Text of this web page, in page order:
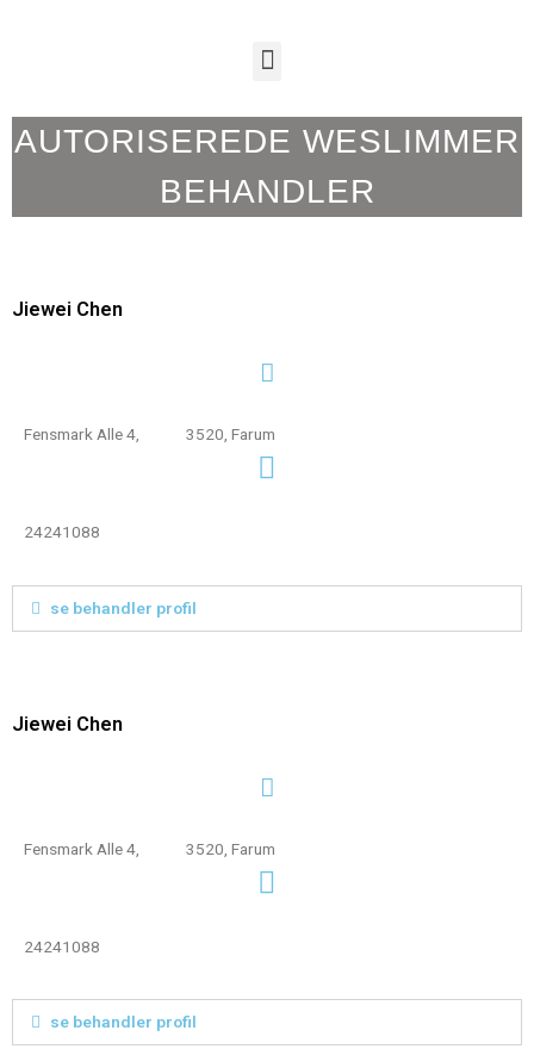
AUTORISEREDE WESLIMMER
BEHANDLER
Jiewei Chen
Fensmark Alle 4, 3520, Farum
24241088
se behandler profil
Jiewei Chen
Fensmark Alle 4, 3520, Farum
24241088
se behandler profil